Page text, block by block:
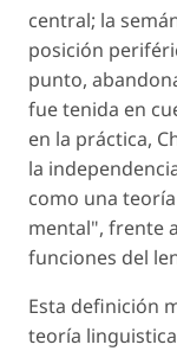
central; la
posición
punto,
fue tenida en
en la práctica,
la
como una
mental", frente
funciones del
Esta definición
teoría